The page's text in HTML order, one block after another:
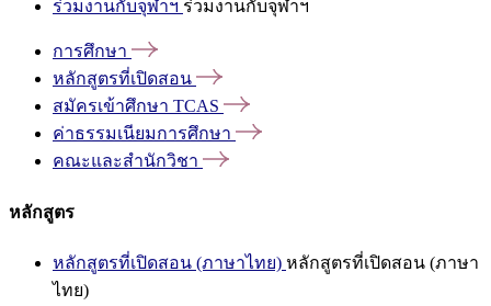
ร่วมงานกับจุฬาฯ ร่วมงานกับจุฬาฯ
การศึกษา
หลักสูตรที่เปิดสอน
สมัครเข้าศึกษา TCAS
ค่าธรรมเนียมการศึกษา
คณะและสำนักวิชา
หลักสูตร
หลักสูตรที่เปิดสอน (ภาษาไทย) หลักสูตรที่เปิดสอน (ภาษา
ไทย)